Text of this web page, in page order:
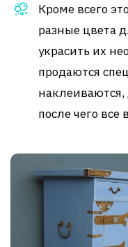
Кроме всего
разные цвета
украсить их
продаются
наклеиваются,
после чего все